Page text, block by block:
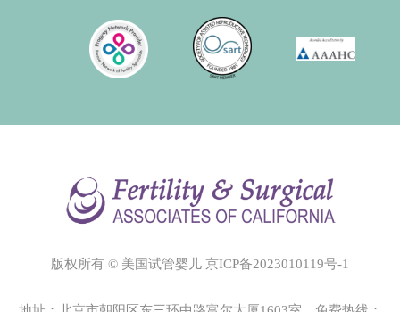
版权所有 © 美国试管婴儿 京ICP备2023010119号-1